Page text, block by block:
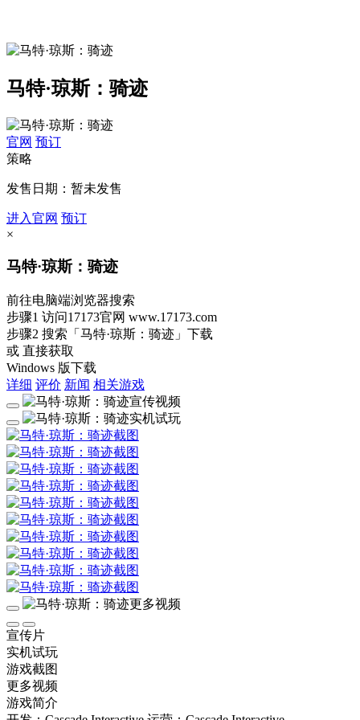
马特·琼斯：骑迹
官网 预订
策略
发售日期：暂未发售
进入官网 预订
×
马特·琼斯：骑迹
前往电脑端浏览器搜索
步骤1 访问17173官网 www.17173.com
步骤2 搜索 「马特·琼斯：骑迹」 下载
或 直接获取
Windows 版下载
详细 评价 新闻 相关游戏
宣传片
实机试玩
游戏截图
更多视频
游戏简介